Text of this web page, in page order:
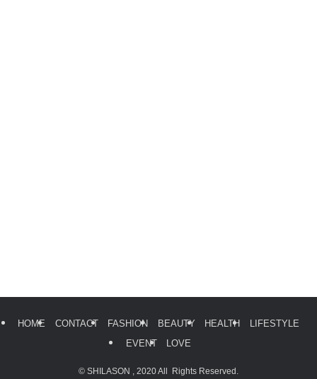
HOME CONTACT FASHION BEAUTY HEALTH
LIFESTYLE
EVENT
LOVE
© SHILASON , 2020 All Rights Reserved.